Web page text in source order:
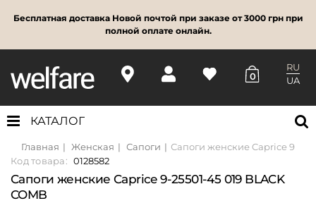
Бесплатная доставка Новой почтой при заказе от 3000 грн при
полной оплате онлайн.
0
RU
UA
КАТАЛОГ
Главная Женская Сапоги
Сапоги женские Caprice 9-
Код товара: 0128582
Сапоги женские Caprice 9-25501-45 019 BLACK
COMB